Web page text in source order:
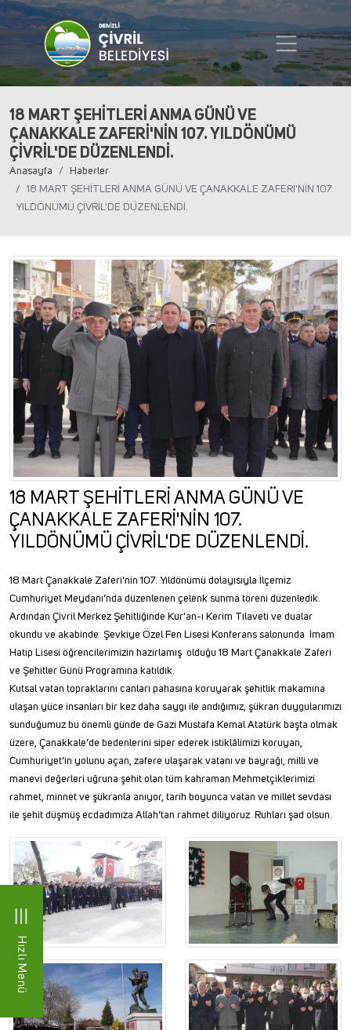
Hızlı Menü
18 MART ŞEHİTLERİ ANMA GÜNÜ VE
ÇANAKKALE ZAFERİ'NİN 107. YILDÖNÜMÜ
ÇİVRİL'DE DÜZENLENDİ.
Anasayfa
Haberler
18 MART ŞEHİTLERİ ANMA GÜNÜ VE ÇANAKKALE ZAFERİ'NİN 107.
YILDÖNÜMÜ ÇİVRİL'DE DÜZENLENDİ.
18 MART ŞEHİTLERİ ANMA GÜNÜ VE
ÇANAKKALE ZAFERİ'NİN 107.
YILDÖNÜMÜ ÇİVRİL'DE DÜZENLENDİ.
18 Mart Çanakkale Zaferi'nin 107. Yıldönümü dolayısıyla İlçemiz
Cumhuriyet Meydanı’nda düzenlenen çelenk sunma töreni düzenledik.
Ardından Çivril Merkez Şehitliğinde Kur'an-ı Kerim Tilaveti ve dualar
okundu ve akabinde Şevkiye Özel Fen Lisesi Konferans salonunda İmam
Hatip Lisesi öğrencilerimizin hazırlamış olduğu 18 Mart Çanakkale Zaferi
ve Şehitler Günü Programına katıldık.
Kutsal vatan topraklarını canları pahasına koruyarak şehitlik makamına
ulaşan yüce insanları bir kez daha saygı ile andığımız, şükran duygularımızı
sunduğumuz bu önemli günde de Gazi Mustafa Kemal Atatürk başta olmak
üzere, Çanakkale’de bedenlerini siper ederek istiklâlimizi koruyan,
Cumhuriyet’in yolunu açan, zafere ulaşarak vatanı ve bayrağı, milli ve
manevi değerleri uğruna şehit olan tüm kahraman Mehmetçiklerimizi
rahmet, minnet ve şükranla anıyor, tarih boyunca vatan ve millet sevdası
ile şehit düşmüş ecdadımıza Allah’tan rahmet diliyoruz. Ruhları şad olsun.